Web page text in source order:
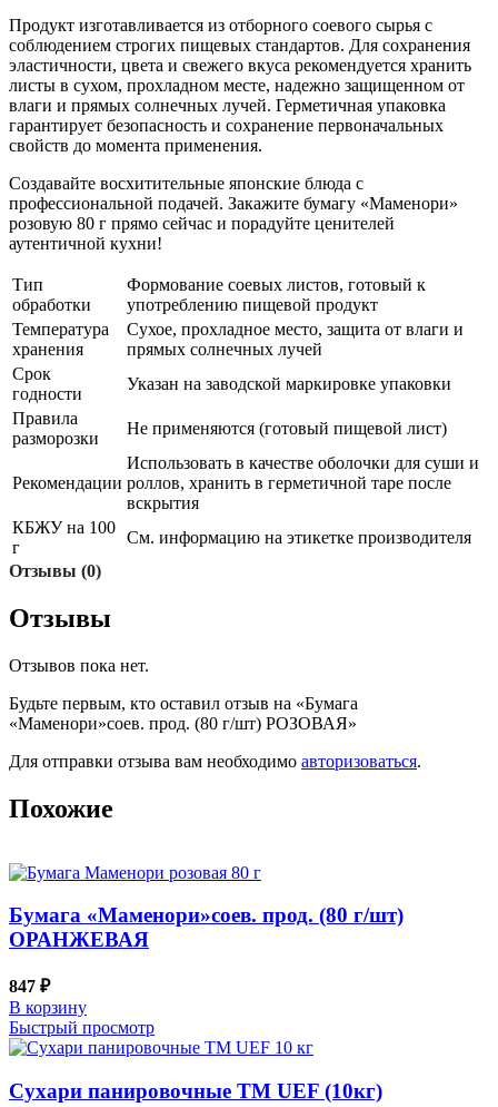
Продукт изготавливается из отборного соевого сырья с
соблюдением строгих пищевых стандартов. Для сохранения
эластичности, цвета и свежего вкуса рекомендуется хранить
листы в сухом, прохладном месте, надежно защищенном от
влаги и прямых солнечных лучей. Герметичная упаковка
гарантирует безопасность и сохранение первоначальных
свойств до момента применения.
Создавайте восхитительные японские блюда с
профессиональной подачей. Закажите бумагу «Маменори»
розовую 80 г прямо сейчас и порадуйте ценителей
аутентичной кухни!
Тип
обработки
Формование соевых листов, готовый к
употреблению пищевой продукт
Температура
хранения
Сухое, прохладное место, защита от влаги и
прямых солнечных лучей
Срок
годности
Указан на заводской маркировке упаковки
Правила
разморозки
Не применяются (готовый пищевой лист)
Рекомендации
Использовать в качестве оболочки для суши и
роллов, хранить в герметичной таре после
вскрытия
КБЖУ на 100
г
См. информацию на этикетке производителя
Отзывы (0)
Отзывы
Отзывов пока нет.
Будьте первым, кто оставил отзыв на «Бумага
«Маменори»соев. прод. (80 г/шт) РОЗОВАЯ»
Для отправки отзыва вам необходимо авторизоваться.
Похожие
Бумага «Маменори»соев. прод. (80 г/шт)
ОРАНЖЕВАЯ
847 ₽
В корзину
Быстрый просмотр
Сухари панировочные TM UEF (10кг)